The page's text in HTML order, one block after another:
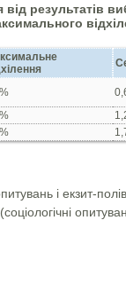
результатів
і екзит-